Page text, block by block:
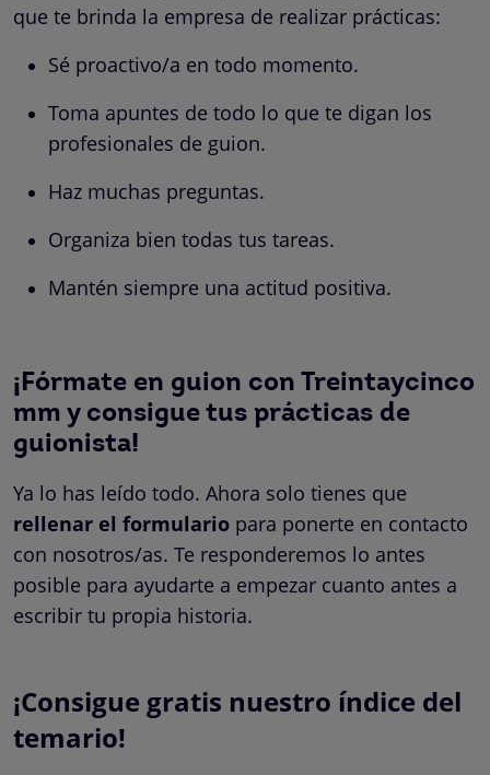
que te brinda la empresa de realizar prácticas:
Sé proactivo/a en todo momento.
Toma apuntes de todo lo que te digan los
profesionales de guion.
Haz muchas preguntas.
Organiza bien todas tus tareas.
Mantén siempre una actitud positiva.
¡Fórmate en guion con Treintaycinco
mm y consigue tus prácticas de
guionista!
Ya lo has leído todo. Ahora solo tienes que
rellenar el formulario para ponerte en contacto
con nosotros/as. Te responderemos lo antes
posible para ayudarte a empezar cuanto antes a
escribir tu propia historia.
¡Consigue gratis nuestro índice del
temario!